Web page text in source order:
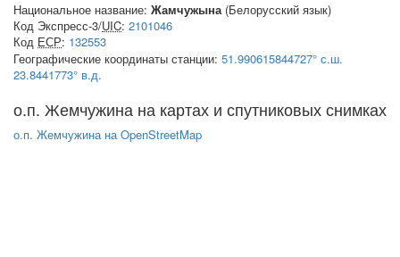
Национальное название: Жамчужына(Белорусский язык)
Код Экспресс-3/UIC: 2101046
Код ЕСР: 132553
Географические координаты станции: 51.990615844727° с.ш.
23.8441773° в.д.
о.п. Жемчужина на картах и спутниковых снимках
о.п. Жемчужина на OpenStreetMap